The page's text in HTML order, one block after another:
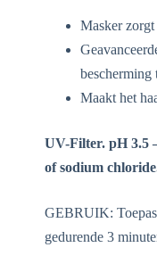
Masker
bescherming
Maakt het
UV-Filter. pH 3.5
of sodium
GEBRUIK:
gedurende 3